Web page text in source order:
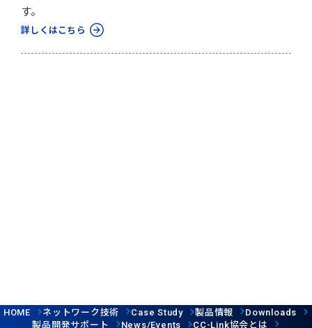
す。
詳しくはこちら
HOME ネットワーク技術 Case Study 製品情報 Downloads
製品開発サポート News/Events CC-Link協会とは